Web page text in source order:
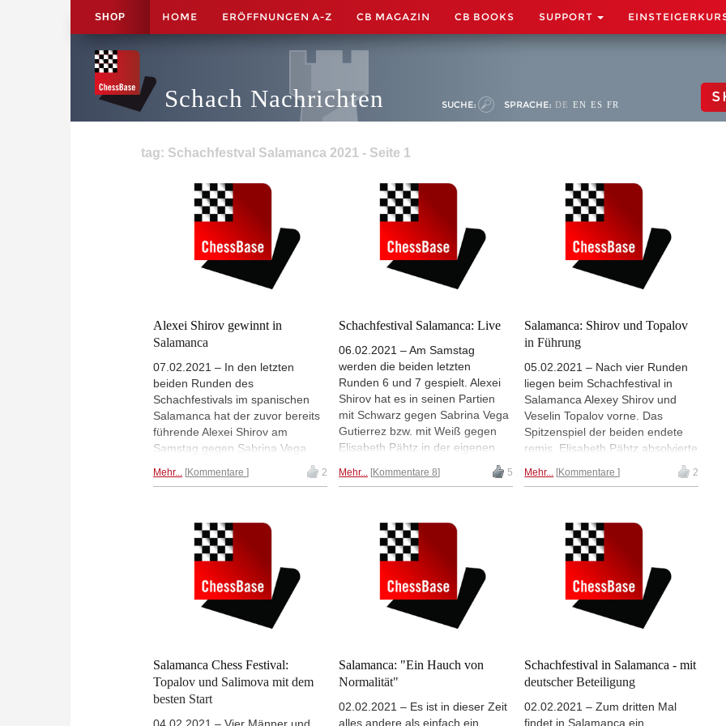
SHOP HOME ERÖFFNUNGEN A-Z CB MAGAZIN CB BOOKS SUPPORT
Schach Nachrichten SUCHE: SPRACHE: DE EN ES FR
tag: Schachfestval Salamanca 2021 - Seite 1
Alexei Shirov gewinnt in
Salamanca
07.02.2021 – In den letzten
beiden Runden des
Schachfestivals im spanischen
Salamanca hat der zuvor bereits
führende Alexei Shirov am
Samstag gegen Sabrina Vega
zwei weitere Partien gewonnen
mit seinen 6,0/7 einen halben
Punkt mehr als seine Verfolger
Eduardo Iturrizaga Bonelli und
David Anton Guijarro. Im Beitrag
erfahren Sie, warum es auch
anders hätte kommen können;
zudem hat sich unser Endspiel-
ausführlich mit den Leistungen
befasst, die David Anton am
letzten Turniertag erbracht hat. |
Fotos: Offizielle Seite
Mehr... Kommentare 2
Schachfestival Salamanca: Live
06.02.2021 – Am Samstag
werden die beiden letzten
Runden 6 und 7 gespielt. Alexei
Shirov hat es in seinen Partien
mit Schwarz gegen Sabrina Vega
Gutierrez bzw. mit Weiß gegen
Elisabeth Pähtz in der eigenen
Hand, das Turnier zu gewinnen.
Vor dem Spiel gegen Shirov trifft
(Runde 6) bzw. 18 Uhr (Runde 7).
Mehr... Kommentare 8 5
Salamanca: Shirov und Topalov
in Führung
05.02.2021 – Nach vier Runden
liegen beim Schachfestival in
Salamanca Alexey Shirov und
Veselin Topalov vorne. Das
Spitzenspiel der beiden endete
remis. Elisabeth Pähtz absolvierte
Remis. Alfonso Romero-Holmes
Mehr... Kommentare 2
Salamanca Chess Festival:
Topalov und Salimova mit dem
besten Start
Salamanca: "Ein Hauch von
Normalität"
02.02.2021 – Es ist in dieser Zeit
alles andere als einfach ein
Schachfestival in Salamanca - mit
deutscher Beteiligung
02.02.2021 – Zum dritten Mal
findet in Salamanca ein